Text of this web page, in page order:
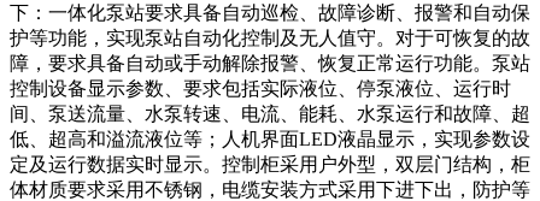
下：一体化泵站要求具备自动巡检、故障诊断、报警和自动保
护等功能，实现泵站自动化控制及无人值守。对于可恢复的故
障，要求具备自动或手动解除报警、恢复正常运行功能。泵站
控制设备显示参数、要求包括实际液位、停泵液位、运行时
间、泵送流量、水泵转速、电流、能耗、水泵运行和故障、超
低、超高和溢流液位等；人机界面LED液晶显示，实现参数设
定及运行数据实时显示。控制柜采用户外型，双层门结构，柜
体材质要求采用不锈钢，电缆安装方式采用下进下出，防护等